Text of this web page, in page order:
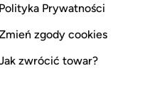
Polityka Prywatności
zgody cookies
zwrócić towar?